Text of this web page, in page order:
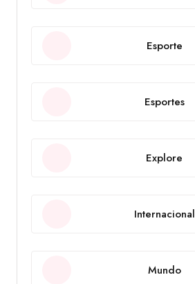
Esporte
Esportes
Explore
Internacional
Mundo